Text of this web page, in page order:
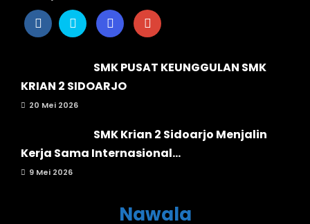
SMK PUSAT KEUNGGULAN SMK
KRIAN 2 SIDOARJO
20 Mei 2026
SMK Krian 2 Sidoarjo Menjalin
Kerja Sama Internasional...
9 Mei 2026
Nawala